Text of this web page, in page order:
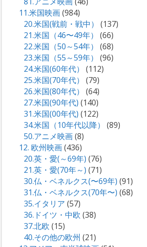
11.米国映画(984)
20.米国(戦前・戦中）
(137)
21.米国（46〜49年）
(66)
22.米国（50～54年）
(68)
23.米国（55～59年）
(96)
24.米国(60年代）
(112)
25.米国(70年代）
(79)
26.米国(80年代）
(64)
27.米国(90年代) (140)
31.米国(00年代) (122)
34.米国（10年代以降）
(89)
50.アニメ映画(8)
12. 欧州映画(436)
20.英・愛(～69年) (76)
21.英・愛(70年～) (71)
30.仏・ベネルクス(〜69年) (91)
31.仏・ベネルクス(70年〜) (68)
35.イタリア (57)
36.ドイツ・中欧 (38)
37.北欧 (15)
40.その他の欧州 (21)